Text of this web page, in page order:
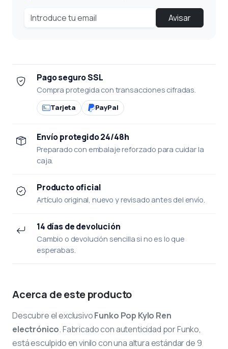
Avisar
Pago seguro SSL
Compra protegida con transacciones cifradas.
Tarjeta PayPal
Envío protegido 24/48h
Preparado con embalaje reforzado para cuidar la
caja.
Producto oficial
Artículo original, nuevo y revisado antes del envío.
14 días de devolución
Cambio o devolución sencilla si no es lo que
esperabas.
Acerca de este producto
Descubre el exclusivoFunko Pop Kylo Ren
electrónico. Fabricado con autenticidad por Funko,
está esculpido en vinilo con una altura estándar de 9